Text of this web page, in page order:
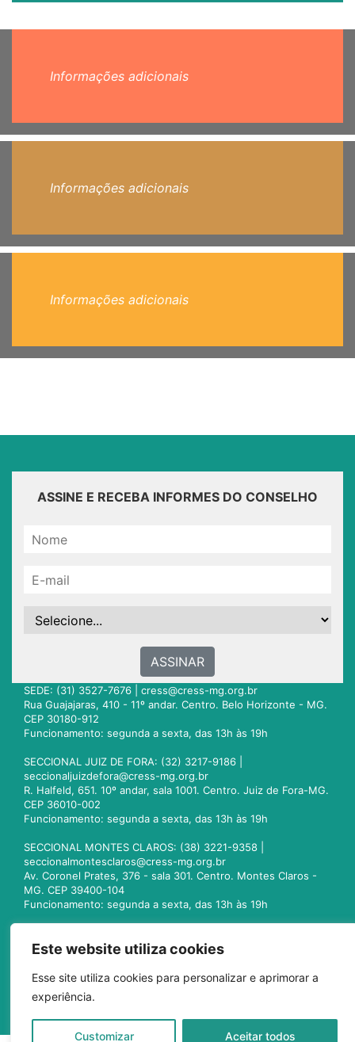
Este website utiliza cookies
Esse site utiliza cookies para personalizar e aprimorar a
experiência.
Customizar Aceitar todos
Informações adicionais
Informações adicionais
Informações adicionais
ASSINE E RECEBA INFORMES DO CONSELHO
ASSINAR
SEDE: (31) 3527-7676 | cress@cress-mg.org.br
Rua Guajajaras, 410 - 11º andar. Centro. Belo Horizonte - MG.
CEP 30180-912
Funcionamento: segunda a sexta, das 13h às 19h
SECCIONAL JUIZ DE FORA: (32) 3217-9186 |
seccionaljuizdefora@cress-mg.org.br
R. Halfeld, 651. 10º andar, sala 1001. Centro. Juiz de Fora-MG.
CEP 36010-002
Funcionamento: segunda a sexta, das 13h às 19h
SECCIONAL MONTES CLAROS: (38) 3221-9358 |
seccionalmontesclaros@cress-mg.org.br
Av. Coronel Prates, 376 - sala 301. Centro. Montes Claros -
MG. CEP 39400-104
Funcionamento: segunda a sexta, das 13h às 19h
seccionaluberlandia@cress-mg.org.br
38400-128
Funcionamento: segunda a sexta, das 13h às 19h